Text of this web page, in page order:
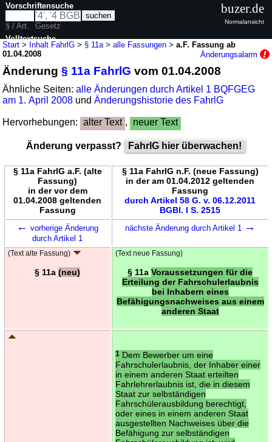
Start > Inhalt FahrlG > § 11a >alle Fassungen >a.F. Fassung ab
01.04.2008
Änderungsalarm
Änderung§ 11a FahrlG vom 01.04.2008
Ähnliche Seiten:alle Änderungen durch Artikel 1 BQFGEG
am 1. April 2008 undÄnderungshistorie des FahrlG
Hervorhebungen: alter Text , neuer Text
Änderung verpasst? FahrlG hier überwachen!
§ 11a FahrlG a.F. (alte
Fassung)
in der vor dem
01.04.2008 geltenden
Fassung
§ 11a FahrlG n.F. (neue Fassung)
in der am 01.04.2012 geltenden
Fassung
durch Artikel 58 G. v. 06.12.2011
BGBl. I S. 2515
← vorherige Änderung
durch Artikel 1
nächste Änderung durch Artikel 1 →
(Text alte Fassung)
§ 11a (neu)
(Text neue Fassung)
§ 11a Voraussetzungen für die
Erteilung der Fahrschulerlaubnis
bei Inhabern eines
Befähigungsnachweises aus einem
anderen Staat
1Dem Bewerber um eine
Fahrschulerlaubnis, der Inhaber einer
in einem anderen Staat erteilten
Fahrlehrerlaubnis ist, die in diesem
Staat zur selbständigen
Fahrschülerausbildung berechtigt,
oder eines in einem anderen Staat
ausgestellten Nachweises über die
Befähigung zur selbständigen
Vorschriftensuche
§ / Art.
Gesetz
Volltextsuche
buzer.de
Normalansicht